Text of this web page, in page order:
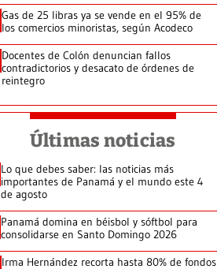
Gas de 25 libras ya se vende en el 95% de
los comercios minoristas, según Acodeco
Docentes de Colón denuncian fallos
contradictorios y desacato de órdenes de
reintegro
Últimas noticias
Lo que debes saber: las noticias más
importantes de Panamá y el mundo este 4
de agosto
Panamá domina en béisbol y sóftbol para
consolidarse en Santo Domingo 2026
Irma Hernández recorta hasta 80% de fondos